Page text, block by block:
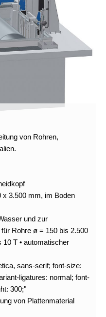
von Rohren,
x 3.500 mm, im Boden
und zur
Rohre ø = 150 bis 2.500
T • automatischer
sans-serif; font-size:
ligatures: normal; font-
300;"
von Plattenmaterial